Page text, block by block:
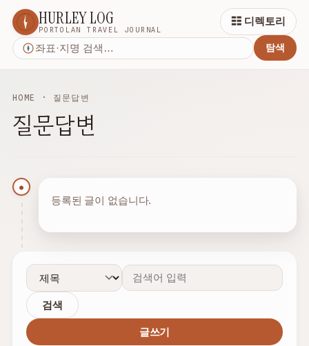
HURLEY LOG
PORTOLAN TRAVEL JOURNAL
☷ 디렉토리
탐색
HOME · 질문답변
질문답변
●
등록된 글이 없습니다.
검색
글쓰기